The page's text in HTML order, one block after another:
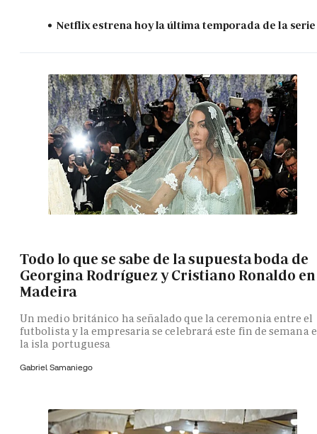
Netflix estrena hoy la última temporada de la serie
Todo lo que se sabe de la supuesta boda de
Georgina Rodríguez y Cristiano Ronaldo en
Madeira
Un medio británico ha señalado que la ceremonia entre el
futbolista y la empresaria se celebrará este fin de semana
la isla portuguesa
Gabriel Samaniego